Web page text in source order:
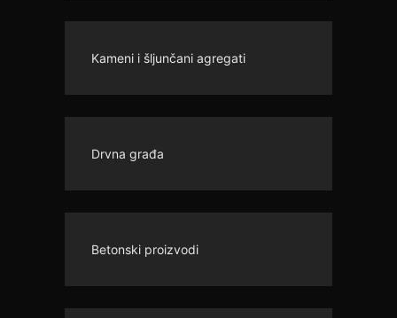
Kameni i šljunčani agregati
Drvna građa
Betonski proizvodi